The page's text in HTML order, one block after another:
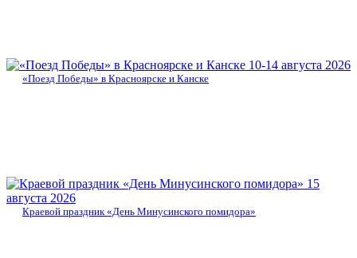
10-14 августа 2026
«Поезд Победы» в Красноярске и Канске
15
августа 2026
Краевой праздник «День Минусинского помидора»